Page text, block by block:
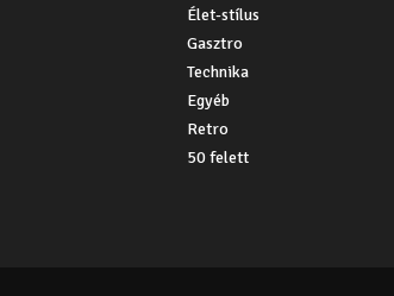
Élet-stílus
Gasztro
Technika
Egyéb
Retro
50 felett